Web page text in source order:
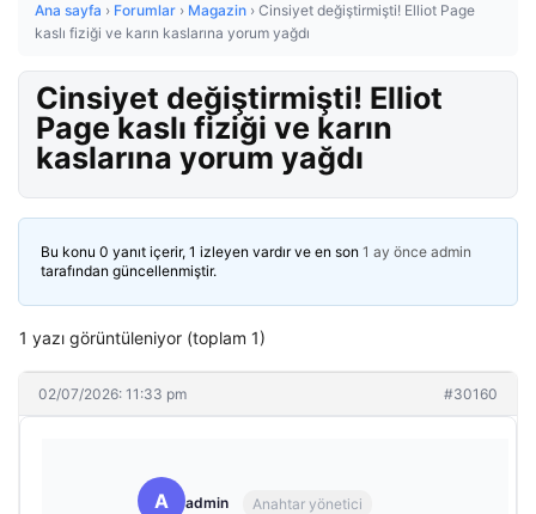
Ana sayfa › Forumlar › Magazin › Cinsiyet değiştirmişti! Elliot Page
kaslı fiziği ve karın kaslarına yorum yağdı
Cinsiyet değiştirmişti! Elliot
Page kaslı fiziği ve karın
kaslarına yorum yağdı
Bu konu 0 yanıt içerir, 1 izleyen vardır ve en son 1 ay önce admin
tarafından güncellenmiştir.
1 yazı görüntüleniyor (toplam 1)
02/07/2026: 11:33 pm #30160
A admin Anahtar yönetici